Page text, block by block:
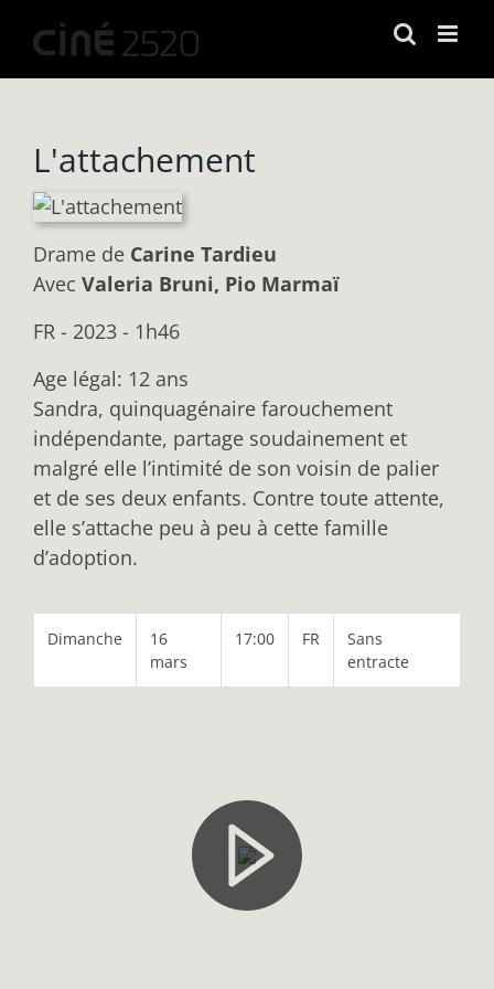
contenu
L'attachement
Drame de Carine Tardieu
Avec Valeria Bruni, Pio Marmaï
FR - 2023 - 1h46
Age légal: 12 ans
Sandra, quinquagénaire farouchement
indépendante, partage soudainement et
malgré elle l’intimité de son voisin de palier
et de ses deux enfants. Contre toute attente,
elle s’attache peu à peu à cette famille
d’adoption.
Dimanche
16
mars
17:00 FR
Sans
entracte